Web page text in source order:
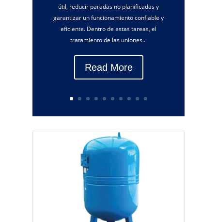
útil, reducir paradas no planificadas y
garantizar un funcionamiento confiable y
eficiente. Dentro de estas tareas, el
tratamiento de las uniones...
Read More